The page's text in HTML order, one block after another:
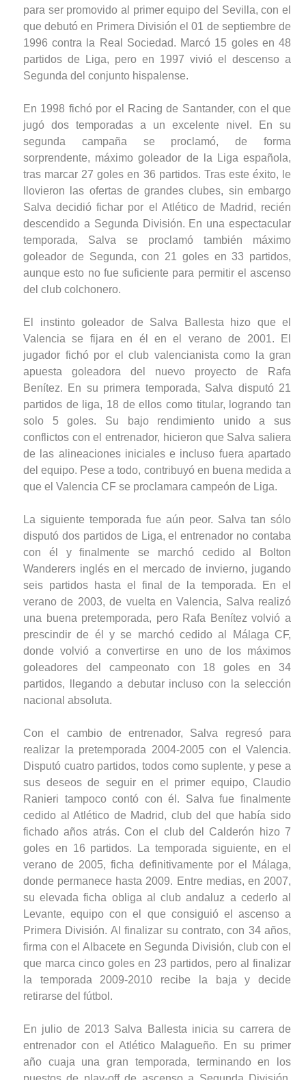
para ser promovido al primer equipo del Sevilla, con el
que debutó en Primera División el 01 de septiembre de
1996 contra la Real Sociedad. Marcó 15 goles en 48
partidos de Liga, pero en 1997 vivió el descenso a
Segunda del conjunto hispalense.
En 1998 fichó por el Racing de Santander, con el que
jugó dos temporadas a un excelente nivel. En su
segunda campaña se proclamó, de forma
sorprendente, máximo goleador de la Liga española,
tras marcar 27 goles en 36 partidos. Tras este éxito, le
llovieron las ofertas de grandes clubes, sin embargo
Salva decidió fichar por el Atlético de Madrid, recién
descendido a Segunda División. En una espectacular
temporada, Salva se proclamó también máximo
goleador de Segunda, con 21 goles en 33 partidos,
aunque esto no fue suficiente para permitir el ascenso
del club colchonero.
El instinto goleador de Salva Ballesta hizo que el
Valencia se fijara en él en el verano de 2001. El
jugador fichó por el club valencianista como la gran
apuesta goleadora del nuevo proyecto de Rafa
Benítez. En su primera temporada, Salva disputó 21
partidos de liga, 18 de ellos como titular, logrando tan
solo 5 goles. Su bajo rendimiento unido a sus
conflictos con el entrenador, hicieron que Salva saliera
de las alineaciones iniciales e incluso fuera apartado
del equipo. Pese a todo, contribuyó en buena medida a
que el Valencia CF se proclamara campeón de Liga.
La siguiente temporada fue aún peor. Salva tan sólo
disputó dos partidos de Liga, el entrenador no contaba
con él y finalmente se marchó cedido al Bolton
Wanderers inglés en el mercado de invierno, jugando
seis partidos hasta el final de la temporada. En el
verano de 2003, de vuelta en Valencia, Salva realizó
una buena pretemporada, pero Rafa Benítez volvió a
prescindir de él y se marchó cedido al Málaga CF,
donde volvió a convertirse en uno de los máximos
goleadores del campeonato con 18 goles en 34
partidos, llegando a debutar incluso con la selección
nacional absoluta.
Con el cambio de entrenador, Salva regresó para
realizar la pretemporada 2004-2005 con el Valencia.
Disputó cuatro partidos, todos como suplente, y pese a
sus deseos de seguir en el primer equipo, Claudio
Ranieri tampoco contó con él. Salva fue finalmente
cedido al Atlético de Madrid, club del que había sido
fichado años atrás. Con el club del Calderón hizo 7
goles en 16 partidos. La temporada siguiente, en el
verano de 2005, ficha definitivamente por el Málaga,
donde permanece hasta 2009. Entre medias, en 2007,
su elevada ficha obliga al club andaluz a cederlo al
Levante, equipo con el que consiguió el ascenso a
Primera División. Al finalizar su contrato, con 34 años,
firma con el Albacete en Segunda División, club con el
que marca cinco goles en 23 partidos, pero al finalizar
la temporada 2009-2010 recibe la baja y decide
retirarse del fútbol.
En julio de 2013 Salva Ballesta inicia su carrera de
entrenador con el Atlético Malagueño. En su primer
año cuaja una gran temporada, terminando en los